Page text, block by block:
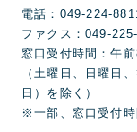
電話：049-224-
ファクス：049-
窓口受付時間：午
（土曜日、日曜日
日）を除く）
※一部、窓口受付時